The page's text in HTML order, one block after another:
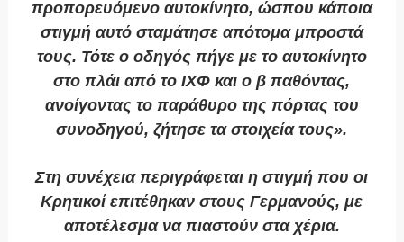
προπορευόμενο αυτοκίνητο, ώσπου κάποια
στιγμή αυτό σταμάτησε απότομα μπροστά
τους. Τότε ο οδηγός πήγε με το αυτοκίνητο
στο πλάι από το ΙΧΦ και ο β παθόντας,
ανοίγοντας το παράθυρο της πόρτας του
συνοδηγού, ζήτησε τα στοιχεία τους».
Στη συνέχεια περιγράφεται η στιγμή που οι
Κρητικοί επιτέθηκαν στους Γερμανούς, με
αποτέλεσμα να πιαστούν στα χέρια.